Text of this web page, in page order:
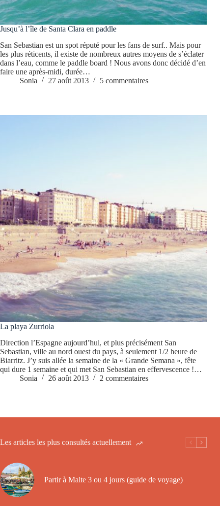
Jusqu’à l’île de Santa Clara en paddle
San Sebastian est un spot réputé pour les fans de surf.. Mais pour
les plus réticents, il existe de nombreux autres moyens de s’éclater
dans l’eau, comme le paddle board ! Nous avons donc décidé d’en
faire une après-midi, durée…
Sonia
27 août 2013 5 commentaires
La playa Zurriola
Direction l’Espagne aujourd’hui, et plus précisément San
Sebastian, ville au nord ouest du pays, à seulement 1/2 heure de
Biarritz. J’y suis allée la semaine de la « Grande Semana », fête
qui dure 1 semaine et qui met San Sebastian en effervescence !…
Sonia
26 août 2013 2 commentaires
Les articles les plus consultés actuellement
Partir à Malte 3 ou 4 jours (guide de voyage)